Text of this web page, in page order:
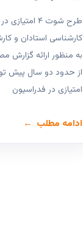
طرح شوت ۴
کارشناسی استادان و
به منظور ارائه گزارش
امتیازی در فدراسیون
ادامه مطلب